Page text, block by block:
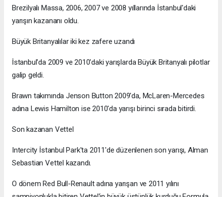
Brezilyalı Massa, 2006, 2007 ve 2008 yıllarında İstanbul'daki
yarışın kazananı oldu.
Büyük Britanyalılar iki kez zafere uzandı
İstanbul'da 2009 ve 2010'daki yarışlarda Büyük Britanyalı pilotlar
galip geldi.
Brawn takımında Jenson Button 2009'da, McLaren-Mercedes
adına Lewis Hamilton ise 2010'da yarışı birinci sırada bitirdi.
Son kazanan Vettel
Intercity İstanbul Park'ta 2011'de düzenlenen son yarışı, Alman
Sebastian Vettel kazandı.
O dönem Red Bull-Renault adına yarışan ve 2011 yılını